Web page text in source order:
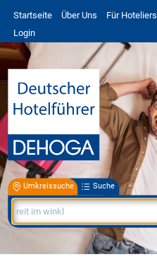
Startseite Über Uns Für Hoteliers
Login
Umkreissuche Suche